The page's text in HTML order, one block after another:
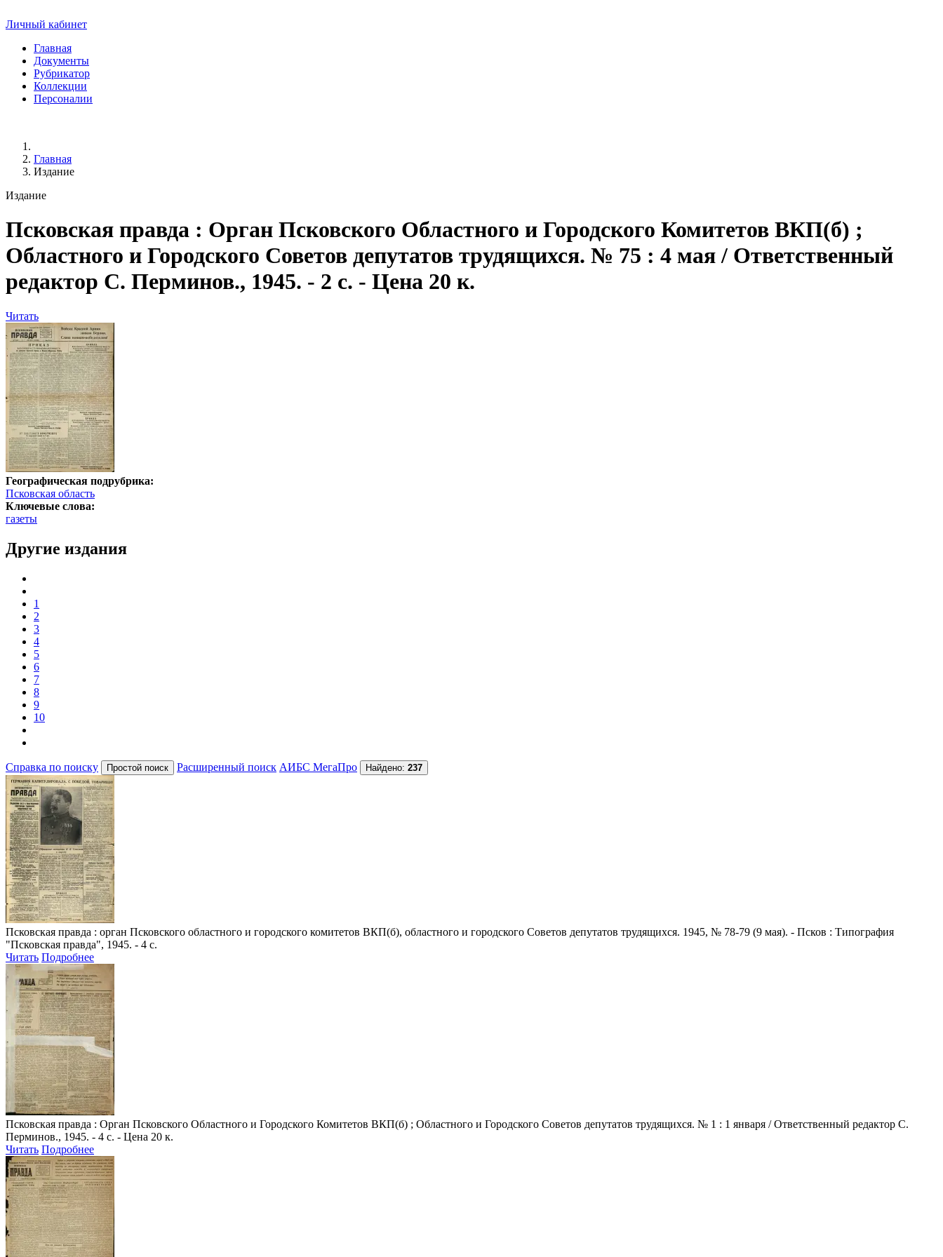
Личный кабинет
Главная
Документы
Рубрикатор
Коллекции
Персоналии
Главная
Издание
Издание
Псковская правда : Орган Псковского Областного и Городского Комитетов ВКП(б) ;
Областного и Городского Советов депутатов трудящихся. № 75 : 4 мая / Ответственный
редактор С. Перминов., 1945. - 2 с. - Цена 20 к.
Читать
Географическая подрубрика:
Псковская область
Ключевые слова:
газеты
Другие издания
1
2
3
4
5
6
7
8
9
10
Справка по поиску Расширенный поиск АИБС МегаПро Найдено: 237
Псковская правда : орган Псковского областного и городского комитетов ВКП(б), областного и городского Советов депутатов трудящихся. 1945, № 78-79 (9 мая). - Псков : Типография
"Псковская правда", 1945. - 4 с.
Читать Подробнее
Псковская правда : Орган Псковского Областного и Городского Комитетов ВКП(б) ; Областного и Городского Советов депутатов трудящихся. № 1 : 1 января / Ответственный редактор С.
Перминов., 1945. - 4 с. - Цена 20 к.
Читать Подробнее